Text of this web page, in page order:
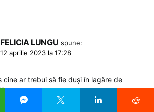
FELICIA LUNGU spune:
12 aprilie 2023 la 17:28
cine ar trebui să fie duși în lagăre de